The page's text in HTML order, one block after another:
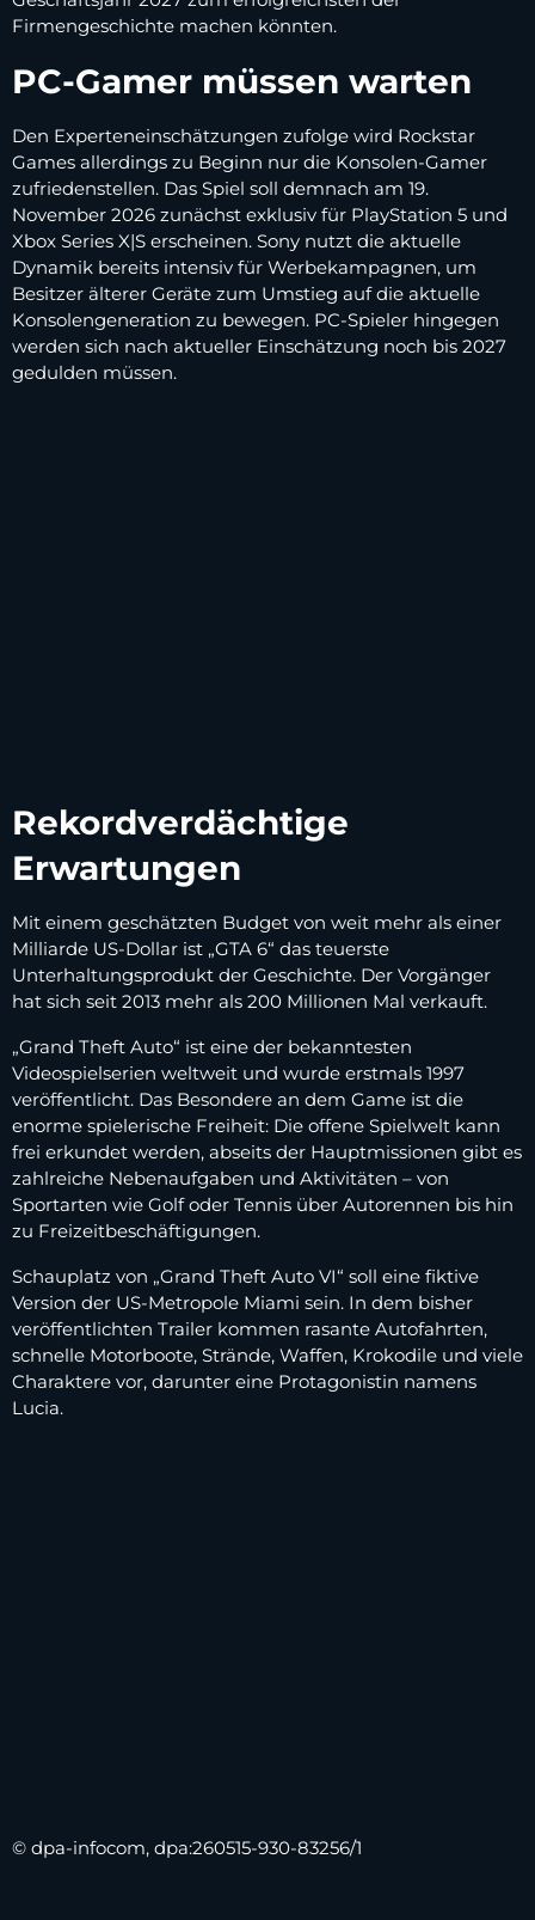
Firmengeschichte machen könnten.
PC-Gamer müssen warten
Den Experteneinschätzungen zufolge wird Rockstar
Games allerdings zu Beginn nur die Konsolen-Gamer
zufriedenstellen. Das Spiel soll demnach am 19.
November 2026 zunächst exklusiv für PlayStation 5 und
Xbox Series X|S erscheinen. Sony nutzt die aktuelle
Dynamik bereits intensiv für Werbekampagnen, um
Besitzer älterer Geräte zum Umstieg auf die aktuelle
Konsolengeneration zu bewegen. PC-Spieler hingegen
werden sich nach aktueller Einschätzung noch bis 2027
gedulden müssen.
Rekordverdächtige
Erwartungen
Mit einem geschätzten Budget von weit mehr als einer
Milliarde US-Dollar ist „GTA 6“ das teuerste
Unterhaltungsprodukt der Geschichte. Der Vorgänger
hat sich seit 2013 mehr als 200 Millionen Mal verkauft.
„Grand Theft Auto“ ist eine der bekanntesten
Videospielserien weltweit und wurde erstmals 1997
veröffentlicht. Das Besondere an dem Game ist die
enorme spielerische Freiheit: Die offene Spielwelt kann
frei erkundet werden, abseits der Hauptmissionen gibt es
zahlreiche Nebenaufgaben und Aktivitäten – von
Sportarten wie Golf oder Tennis über Autorennen bis hin
zu Freizeitbeschäftigungen.
Schauplatz von „Grand Theft Auto VI“ soll eine fiktive
Version der US-Metropole Miami sein. In dem bisher
veröffentlichten Trailer kommen rasante Autofahrten,
schnelle Motorboote, Strände, Waffen, Krokodile und viele
Charaktere vor, darunter eine Protagonistin namens
Lucia.
© dpa-infocom, dpa:260515-930-83256/1